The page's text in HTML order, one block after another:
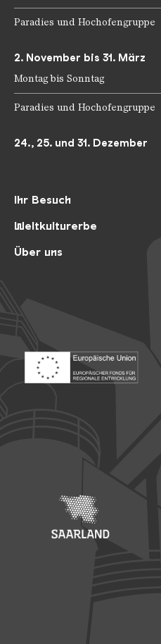
Ihr Besuch
Weltkulturerbe
Über uns
Paradies und Hochofengruppe
2. November bis 31. März
Montag bis Sonntag
Paradies und Hochofengruppe
24., 25. und 31. Dezember